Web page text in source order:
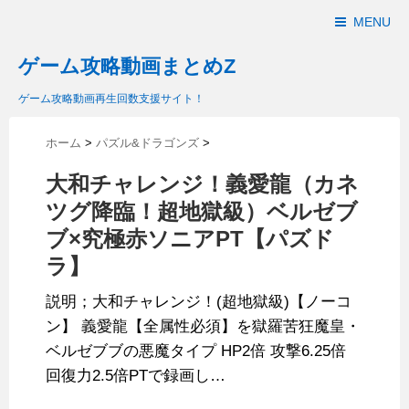
MENU
ゲーム攻略動画まとめZ
ゲーム攻略動画再生回数支援サイト！
ホーム > パズル&ドラゴンズ >
大和チャレンジ！義愛龍（カネ
ツグ降臨！超地獄級）ベルゼブ
ブ×究極赤ソニアPT【パズド
ラ】
説明；大和チャレンジ！(超地獄級)【ノーコ
ン】 義愛龍【全属性必須】を獄羅苦狂魔皇・
ベルゼブブの悪魔タイプ HP2倍 攻撃6.25倍
回復力2.5倍PTで録画し…